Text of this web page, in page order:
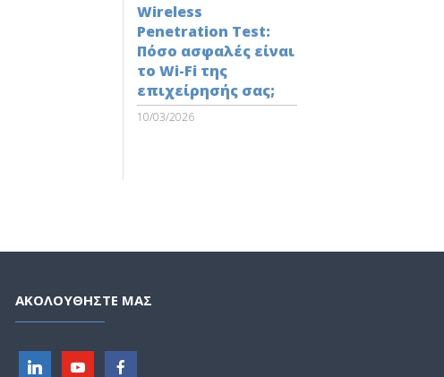
Wireless
Penetration Test:
Πόσο ασφαλές είναι
το Wi-Fi της
επιχείρησής σας;
10/03/2026
ΑΚΟΛΟΥΘΗΣΤΕ ΜΑΣ